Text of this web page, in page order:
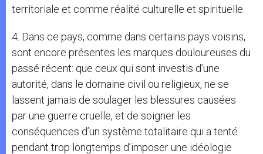
territoriale et comme réalité culturelle et spirituelle.
4. Dans ce pays, comme dans certains pays voisins,
sont encore présentes les marques douloureuses du
passé récent: que ceux qui sont investis d’une
autorité, dans le domaine civil ou religieux, ne se
lassent jamais de soulager les blessures causées
par une guerre cruelle, et de soigner les
conséquences d’un système totalitaire qui a tenté
pendant trop longtemps d’imposer une idéologie